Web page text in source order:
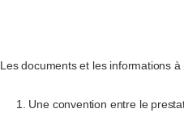
Les documents et les informations
1. Une convention entre le